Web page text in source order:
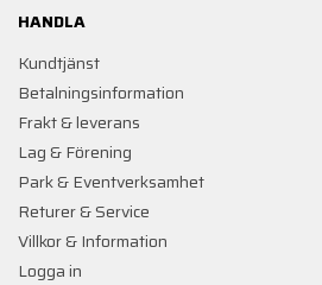
HANDLA
Kundtjänst
Betalningsinformation
Frakt & leverans
Lag & Förening
Park & Eventverksamhet
Returer & Service
Villkor & Information
Logga in